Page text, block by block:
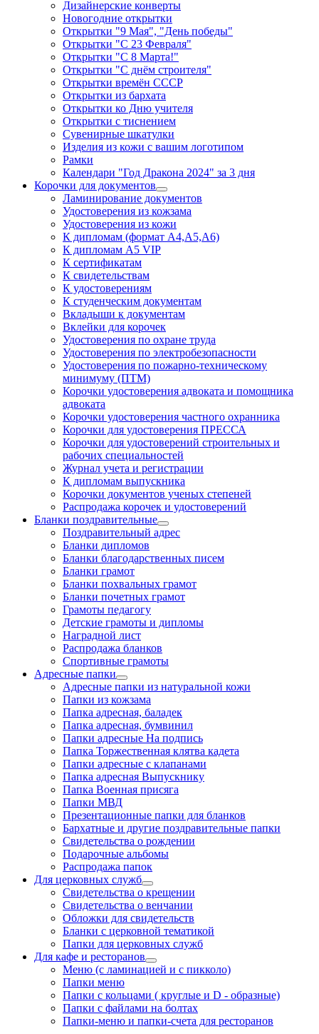
Дизайнерские конверты
Новогодние открытки
Открытки "9 Мая", "День победы"
Открытки "С 23 Февраля"
Открытки "С 8 Марта!"
Открытки "С днём строителя"
Открытки времён СССР
Открытки из бархата
Открытки ко Дню учителя
Открытки с тиснением
Сувенирные шкатулки
Изделия из кожи с вашим логотипом
Рамки
Календари "Год Дракона 2024" за 3 дня
Корочки для документов
Ламинирование документов
Удостоверения из кожзама
Удостоверения из кожи
К дипломам (формат А4,А5,А6)
К дипломам А5 VIP
К сертификатам
К свидетельствам
К удостоверениям
К студенческим документам
Вкладыши к документам
Вклейки для корочек
Удостоверения по охране труда
Удостоверения по электробезопасности
Удостоверения по пожарно-техническому
минимуму (ПТМ)
Корочки удостоверения адвоката и помощника
адвоката
Корочки удостоверения частного охранника
Корочки для удостоверения ПРЕССА
Корочки для удостоверений строительных и
рабочих специальностей
Журнал учета и регистрации
К дипломам выпускника
Корочки документов ученых степеней
Распродажа корочек и удостоверений
Бланки поздравительные
Поздравительный адрес
Бланки дипломов
Бланки благодарственных писем
Бланки грамот
Бланки похвальных грамот
Бланки почетных грамот
Грамоты педагогу
Детские грамоты и дипломы
Наградной лист
Распродажа бланков
Спортивные грамоты
Адресные папки
Адресные папки из натуральной кожи
Папки из кожзама
Папка адресная, баладек
Папка адресная, бумвинил
Папки адресные На подпись
Папка Торжественная клятва кадета
Папки адресные с клапанами
Папка адресная Выпускнику
Папка Военная присяга
Папки МВД
Презентационные папки для бланков
Бархатные и другие поздравительные папки
Свидетельства о рождении
Подарочные альбомы
Распродажа папок
Для церковных служб
Свидетельства о крещении
Свидетельства о венчании
Обложки для свидетельств
Бланки с церковной тематикой
Папки для церковных служб
Для кафе и ресторанов
Меню (с ламинацией и с пикколо)
Папки меню
Папки с кольцами ( круглые и D - образные)
Папки с файлами на болтах
Папки-меню и папки-счета для ресторанов